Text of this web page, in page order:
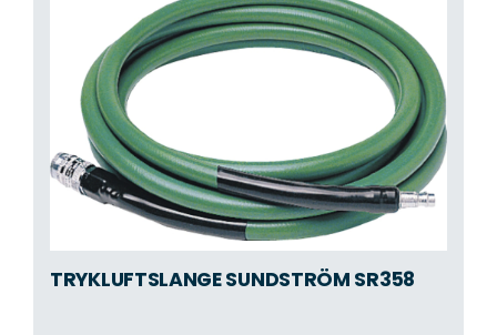
TRYKLUFTSLANGE SUNDSTRÖM SR358